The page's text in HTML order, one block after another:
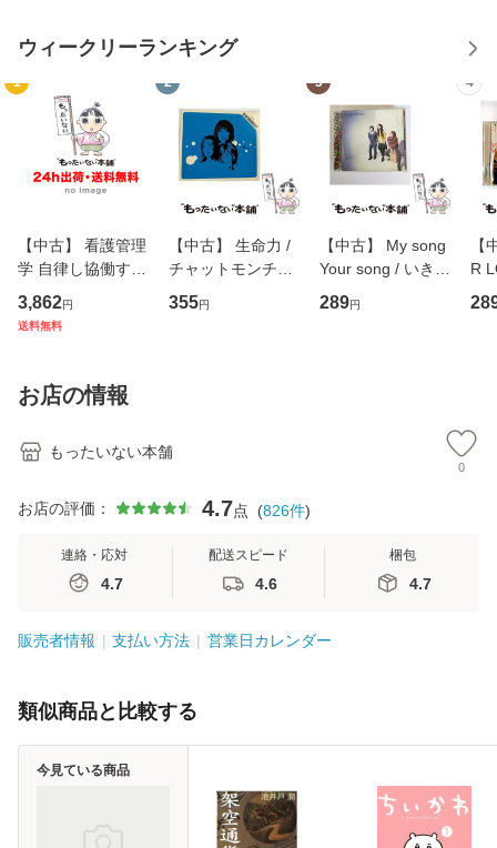
ウィークリーランキング
1
【中古】 看護管理
学 自律し協働する
専門職の看護マネ
ジメントスキル 改
恵 藤本幸三 / 南江
堂 [単行
3,862円
送料無料
2
【中古】 生命力 /
チャットモンチー /
キューンレコード
[CD]【メール便送
355円
3
【中古】 My song
Your song / いきも
のがかり / [CD]
【メール便送料無
289円
4
【
R
産
お店の情報
もったいない本舗
0
お店の評価： 4.7点 (826件)
連絡・応対
4.7
配送スピード
4.6
梱包
4.7
販売者情報 支払い方法 営業日カレンダー
類似商品と比較する
今見ている商品